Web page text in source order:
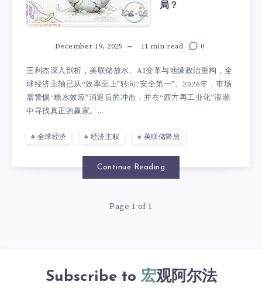
局？
December 19, 2025 11 min read 0
王利杰深入剖析，美联储放水、AI变革与地缘政治重构，全
球经济主轴已从“效率至上”转向“安全第一”。2026年，市场
需警惕“糖水效应”消退后的冲击，并在“西方再工业化”浪潮
中寻找真正的赢家。...
全球经济 经济主权 美联储降息
Continue Reading
Page 1 of 1
Subscribe to 宏观阿尔法